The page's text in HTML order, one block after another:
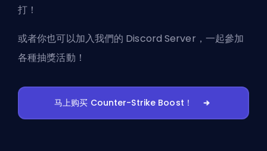
打！
或者你也可以加入我們的 Discord Server ，一起參加
各種抽獎活動！
马上购买 Counter-Strike Boost！